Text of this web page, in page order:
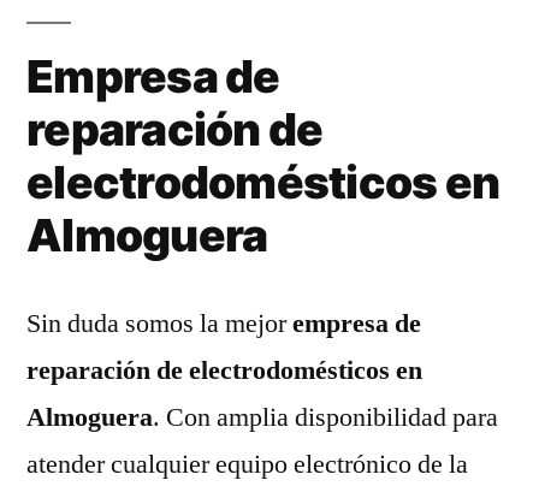
Empresa de
reparación de
electrodomésticos en
Almoguera
Sin duda somos la mejorempresa de
reparación de electrodomésticos en
Almoguera. Con amplia disponibilidad para
atender cualquier equipo electrónico de la